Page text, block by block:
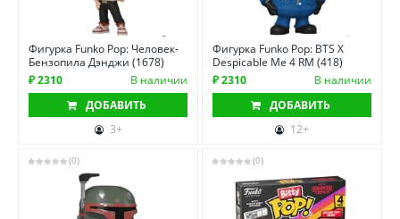
Фигурка Funko Pop: Человек-
Бензопила Дэнджи (1678)
₽ 2310
В наличии
ДОБАВИТЬ
3+
Фигурка Funko Pop: BTS X
Despicable Me 4 RM (418)
₽ 2310
В наличии
ДОБАВИТЬ
12+
(0) (0)